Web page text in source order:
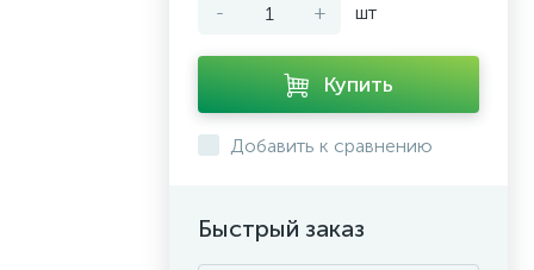
- + шт
Купить
Добавить к сравнению
Быстрый заказ